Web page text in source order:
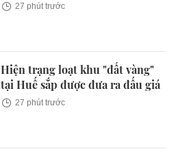
27 phút trước
Hiện trạng loạt khu "đất vàng"
tại Huế sắp được đưa ra đấu giá
27 phút trước